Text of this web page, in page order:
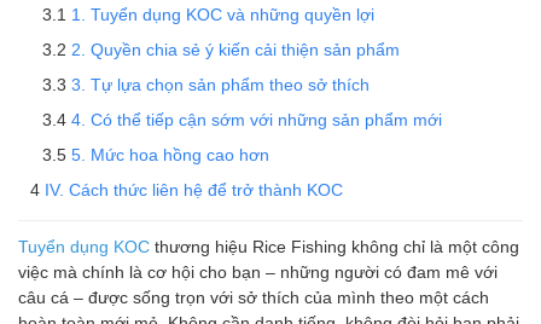
1. Tuyển dụng KOC và những quyền lợi
2. Quyền chia sẻ ý kiến cải thiện sản phẩm
3. Tự lựa chọn sản phẩm theo sở thích
4. Có thể tiếp cận sớm với những sản phẩm mới
5. Mức hoa hồng cao hơn
IV. Cách thức liên hệ để trở thành KOC
Tuyển dụng KOC thương hiệu Rice Fishing không chỉ là một công
việc mà chính là cơ hội cho bạn – những người có đam mê với
câu cá – được sống trọn với sở thích của mình theo một cách